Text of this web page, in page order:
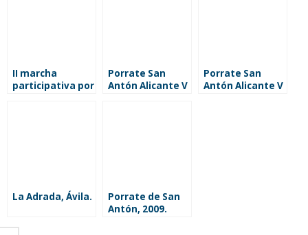
II marcha
participativa por
Porrate San
Antón Alicante V
Porrate San
Antón Alicante V
La Adrada, Ávila.
Porrate de San
Antón, 2009.